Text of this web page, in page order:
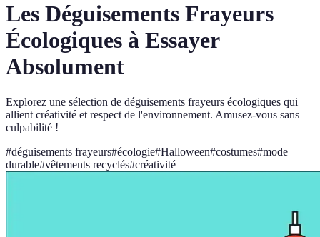
Les Déguisements Frayeurs
Écologiques à Essayer
Absolument
Explorez une sélection de déguisements frayeurs écologiques qui
allient créativité et respect de l'environnement. Amusez-vous sans
culpabilité !
#déguisements frayeurs#écologie#Halloween#costumes#mode
durable#vêtements recyclés#créativité